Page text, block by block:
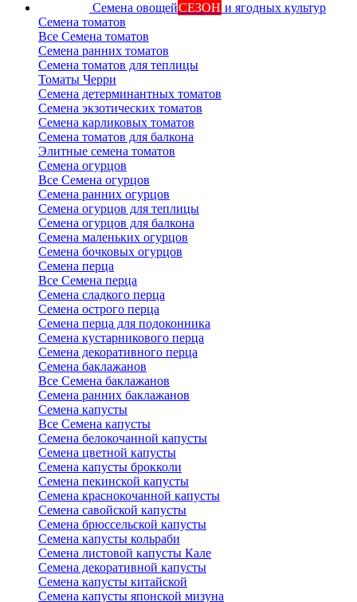
Семена овощейСЕЗОН и ягодных культур
Семена томатов
Все Семена томатов
Семена ранних томатов
Семена томатов для теплицы
Томаты Черри
Семена детерминантных томатов
Семена экзотических томатов
Семена карликовых томатов
Семена томатов для балкона
Элитные семена томатов
Семена огурцов
Все Семена огурцов
Семена ранних огурцов
Семена огурцов для теплицы
Семена огурцов для балкона
Семена маленьких огурцов
Семена бочковых огурцов
Семена перца
Все Семена перца
Семена сладкого перца
Семена острого перца
Семена перца для подоконника
Семена кустарникового перца
Семена декоративного перца
Семена баклажанов
Все Семена баклажанов
Семена ранних баклажанов
Семена капусты
Все Семена капусты
Семена белокочанной капусты
Семена цветной капусты
Семена капусты брокколи
Семена пекинской капусты
Семена краснокочанной капусты
Семена савойской капусты
Семена брюссельской капусты
Семена капусты кольраби
Семена листовой капусты Кале
Семена декоративной капусты
Семена капусты китайской
Семена капусты японской мизуна